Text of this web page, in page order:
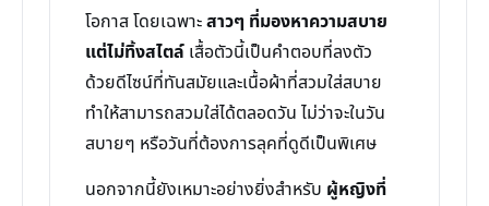
โอกาส โดยเฉพาะสาวๆ ที่มองหาความสบาย
แต่ไม่ทิ้งสไตล์ เสื้อตัวนี้เป็นคำตอบที่ลงตัว
ด้วยดีไซน์ที่ทันสมัยและเนื้อผ้าที่สวมใส่สบาย
ทำให้สามารถสวมใส่ได้ตลอดวัน ไม่ว่าจะในวัน
สบายๆ หรือวันที่ต้องการลุคที่ดูดีเป็นพิเศษ
นอกจากนี้ยังเหมาะอย่างยิ่งสำหรับ ผู้หญิงที่